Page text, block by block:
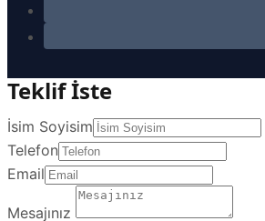
Teklif İste
İsim Soyisim
Telefon
Email
Mesajınız